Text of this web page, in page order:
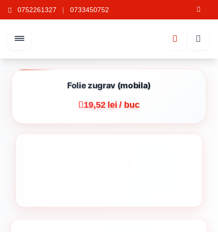
0752261327 | 0733450752
Folie zugrav (mobila)
19,52 lei / buc